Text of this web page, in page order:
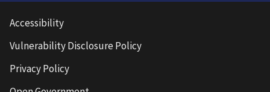
Accessibility
Vulnerability Disclosure Policy
Privacy Policy